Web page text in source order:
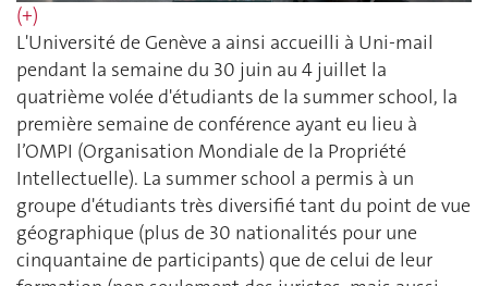
(+)
L'Université de Genève a ainsi accueilli à Uni-mail
pendant la semaine du 30 juin au 4 juillet la
quatrième volée d'étudiants de la summer school, la
première semaine de conférence ayant eu lieu à
l’OMPI (Organisation Mondiale de la Propriété
Intellectuelle). La summer school a permis à un
groupe d'étudiants très diversifié tant du point de vue
géographique (plus de 30 nationalités pour une
cinquantaine de participants) que de celui de leur